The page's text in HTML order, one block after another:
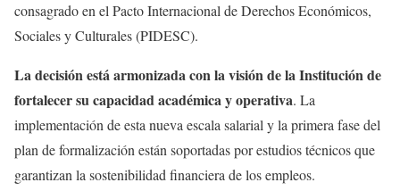
consagrado en el Pacto Internacional de Derechos Económicos,
Sociales y Culturales (PIDESC).
La decisión está armonizada con la visión de la Institución de
fortalecer su capacidad académica y operativa. La
implementación de esta nueva escala salarial y la primera fase del
plan de formalización están soportadas por estudios técnicos que
garantizan la sostenibilidad financiera de los empleos.